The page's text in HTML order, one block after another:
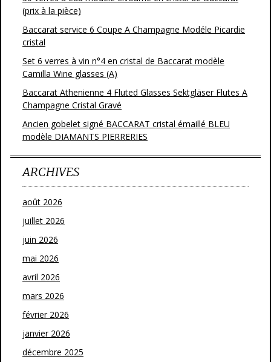
(prix à la pièce)
Baccarat service 6 Coupe A Champagne Modéle Picardie
cristal
Set 6 verres à vin n°4 en cristal de Baccarat modèle
Camilla Wine glasses (A)
Baccarat Athenienne 4 Fluted Glasses Sektgläser Flutes A
Champagne Cristal Gravé
Ancien gobelet signé BACCARAT cristal émaillé BLEU
modèle DIAMANTS PIERRERIES
ARCHIVES
août 2026
juillet 2026
juin 2026
mai 2026
avril 2026
mars 2026
février 2026
janvier 2026
décembre 2025